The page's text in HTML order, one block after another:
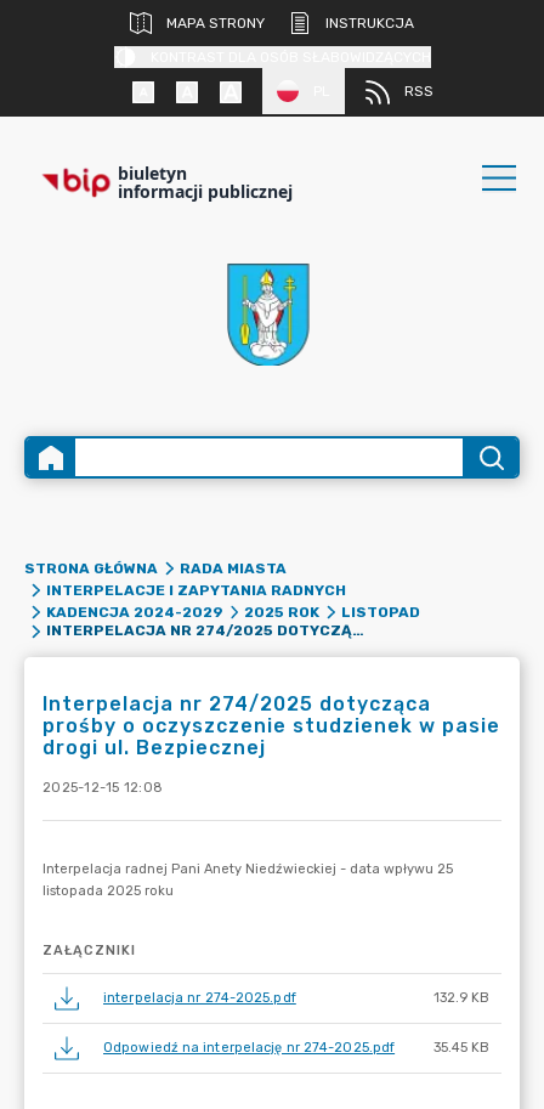
MAPA STRONY
INSTRUKCJA
RSS
biuletyn
informacji publicznej
STRONA GŁÓWNA
RADA MIASTA
INTERPELACJE I ZAPYTANIA RADNYCH
KADENCJA 2024-2029
2025 ROK
LISTOPAD
INTERPELACJA NR 274/2025 DOTYCZĄCA PROŚBY O OCZYSZCZENIE STUDZIENEK W PASIE DROGI UL. BEZPIECZNEJ
Interpelacja nr 274/2025 dotycząca
prośby o oczyszczenie studzienek w pasie
drogi ul. Bezpiecznej
2025-12-15 12:08
ZAŁĄCZNIKI
interpelacja nr 274-2025.pdf 132.9 KB
Odpowiedź na interpelację nr 274-2025.pdf 35.45 KB